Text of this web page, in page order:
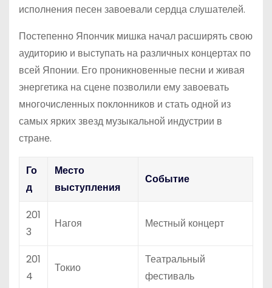
исполнения песен завоевали сердца слушателей.
Постепенно Япончик мишка начал расширять свою
аудиторию и выступать на различных концертах по
всей Японии. Его проникновенные песни и живая
энергетика на сцене позволили ему завоевать
многочисленных поклонников и стать одной из
самых ярких звезд музыкальной индустрии в
стране.
Го
д
Место
выступления
Событие
201
3
Нагоя Местный концерт
201
4
Токио
Театральный
фестиваль